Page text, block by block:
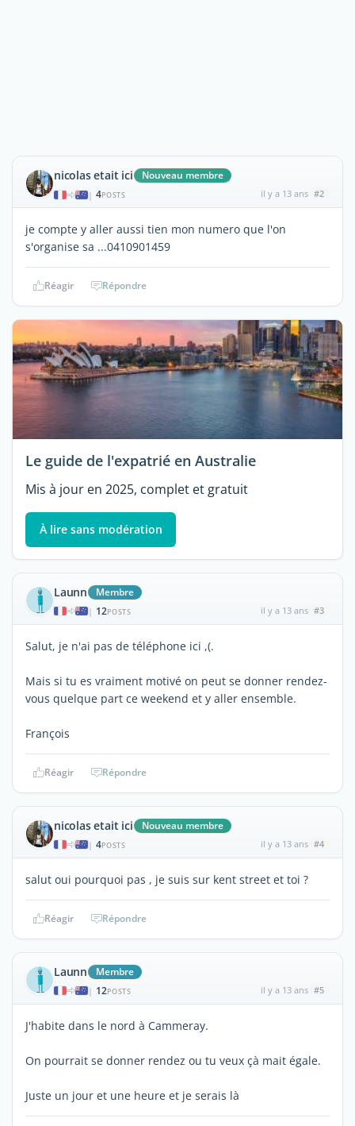
nicolas etait ici Nouveau membre
| 4POSTS il y a 13 ans #2
je compte y aller aussi tien mon numero que l'on
s'organise sa ...0410901459
Réagir Répondre
Le guide de l'expatrié en Australie
Mis à jour en 2025, complet et gratuit
À lire sans modération
Launn Membre
| 12POSTS il y a 13 ans #3
Salut, je n'ai pas de téléphone ici ,(.
Mais si tu es vraiment motivé on peut se donner rendez-
vous quelque part ce weekend et y aller ensemble.
François
Réagir Répondre
nicolas etait ici Nouveau membre
| 4POSTS il y a 13 ans #4
salut oui pourquoi pas , je suis sur kent street et toi ?
Réagir Répondre
Launn Membre
| 12POSTS il y a 13 ans #5
J'habite dans le nord à Cammeray.
On pourrait se donner rendez ou tu veux çà mait égale.
Juste un jour et une heure et je serais là